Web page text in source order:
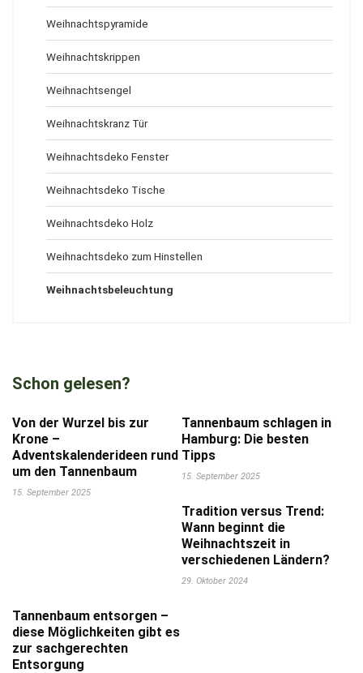
Weihnachtspyramide
Weihnachtskrippen
Weihnachtsengel
Weihnachtskranz Tür
Weihnachtsdeko Fenster
Weihnachtsdeko Tische
Weihnachtsdeko Holz
Weihnachtsdeko zum Hinstellen
Weihnachtsbeleuchtung
Schon gelesen?
Von der Wurzel bis zur
Krone –
Adventskalenderideen rund
um den Tannenbaum
15. September 2025
Tannenbaum schlagen in
Hamburg: Die besten
Tipps
15. September 2025
Tradition versus Trend:
Wann beginnt die
Weihnachtszeit in
verschiedenen Ländern?
29. Oktober 2024
Tannenbaum entsorgen –
diese Möglichkeiten gibt es
zur sachgerechten
Entsorgung